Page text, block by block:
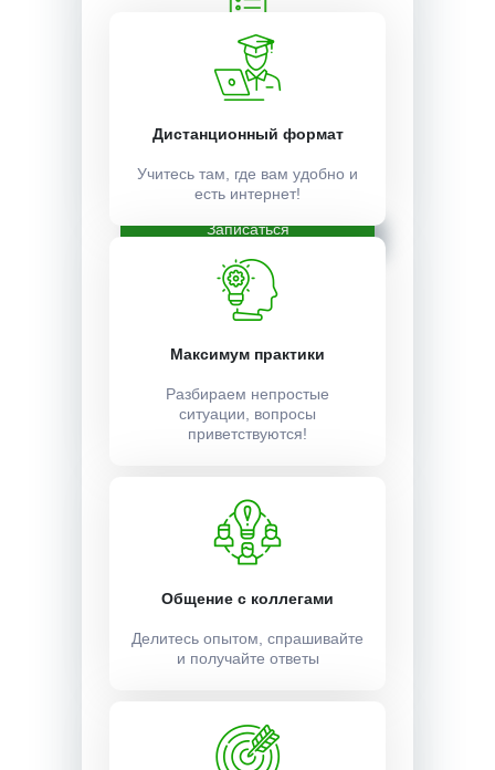
Учебный план:
Получить
Стоимость:
3500 ₽
Записаться
Дистанционный формат
Учитесь там, где вам удобно и
есть интернет!
Максимум практики
Разбираем непростые
ситуации, вопросы
приветствуются!
Общение с коллегами
Делитесь опытом, спрашивайте
и получайте ответы